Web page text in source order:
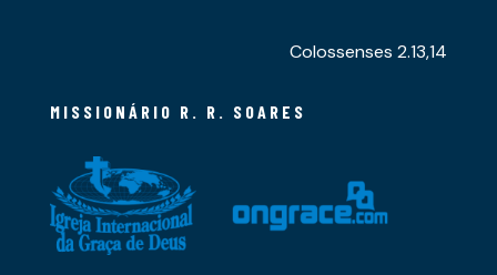
Colossenses 2.13,14
MISSIONÁRIO R. R. SOARES